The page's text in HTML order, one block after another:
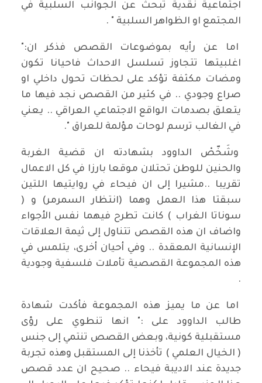
اجتماعية نقدية تبحث عن الجوانب السلبية في
المجتمع او الظواهر السلبية " .
اما عن رأيه بموضوعات القصص فذكر ان:"
اغلبيتها تتجاوز تسلسل الاحداث فاحيانا تكون
ومضات مكثفة تؤكد على لحظات تحول داخلي او
صراع وجودي .. في كثير من القصص نجد فيها ما
يتعلق بصدمات الواقع الاجتماعي العراقي .. يعني
في الغالب ترسم لوحات مؤلمة للعراق ".
وشَخّصْ الداوود بشهادته ان قضية الغربة
والحنين للوطن تحتلان موقعا بارزا في كل الاعمال
تقريبا ..مشيرا إلى ان فيحاء في روايتيها اللتين
سبقتا هذا العمل وهما (انتظار السمرمر) و (
سوناتا الغراب ) كانت تطرح فيهما نفس الأجواء
واضاف ان هذه القصص تتناول إلى ثيمة العلاقات
الإنسانية المعقدة .. وفي أحيان أخرى، يتلمس في
هذه المجموعة القصصية تأملات فلسفية وجودية
.
اما عن ما يميز هذه المجموعة فأكدت شهادة
طالب الداوود على :" انها تنطوي على رؤى
مستقبلية كونية، وبعض القصص تنتمي إلى جنس
( الخيال العلمي ) تأخذنا إلى المستقبل وهذه تجربة
جديدة عند الاديبة فيحاء .. صحيح ان عدد قصص